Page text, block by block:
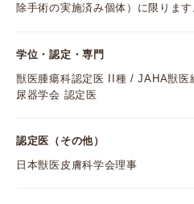
除手術の実施済み個体）に限ります
学位・認定・専門
獣医腫瘍科認定医 II種 / JAHA獣医
尿器学会 認定医
認定医（その他）
日本獣医皮膚科学会理事